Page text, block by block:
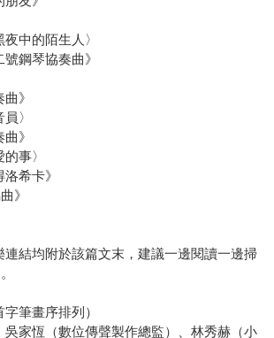
中的陌生人〉
鋼琴協奏曲》
》
〉
》
事〉
希卡》
》
連結均附於該篇文末，建議一邊閱讀一邊掃
筆畫序排列）
吳家恆（數位傳聲製作總監）、林秀赫（小